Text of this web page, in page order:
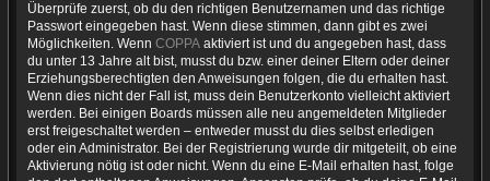
Überprüfe zuerst, ob du den richtigen Benutzernamen und das richtige
Passwort eingegeben hast. Wenn diese stimmen, dann gibt es zwei
Möglichkeiten. Wenn COPPA aktiviert ist und du angegeben hast, dass
du unter 13 Jahre alt bist, musst du bzw. einer deiner Eltern oder deiner
Erziehungsberechtigten den Anweisungen folgen, die du erhalten hast.
Wenn dies nicht der Fall ist, muss dein Benutzerkonto vielleicht aktiviert
werden. Bei einigen Boards müssen alle neu angemeldeten Mitglieder
erst freigeschaltet werden – entweder musst du dies selbst erledigen
oder ein Administrator. Bei der Registrierung wurde dir mitgeteilt, ob eine
Aktivierung nötig ist oder nicht. Wenn du eine E-Mail erhalten hast, folge